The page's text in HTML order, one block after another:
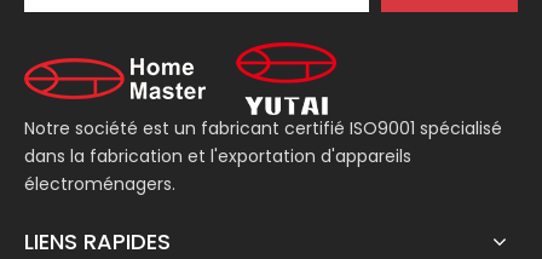
Notre société est un fabricant certifié ISO9001 spécialisé
dans la fabrication et l'exportation d'appareils
électroménagers.
LIENS RAPIDES